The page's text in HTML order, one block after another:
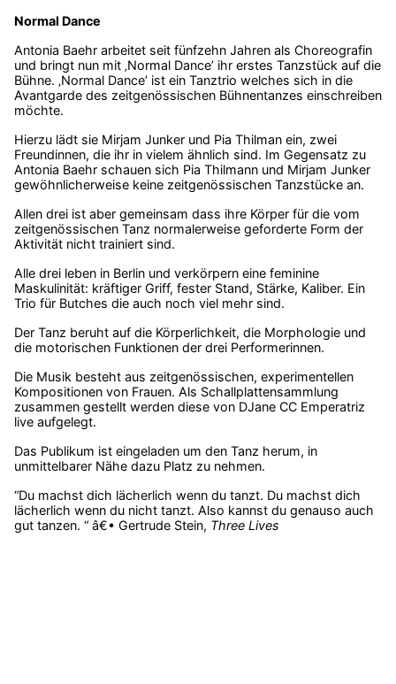
Normal Dance
Antonia Baehr arbeitet seit fünfzehn Jahren als Choreografin
und bringt nun mit ‚Normal Dance’ ihr erstes Tanzstück auf die
Bühne. ‚Normal Dance’ ist ein Tanztrio welches sich in die
Avantgarde des zeitgenössischen Bühnentanzes einschreiben
möchte.
Hierzu lädt sie Mirjam Junker und Pia Thilman ein, zwei
Freundinnen, die ihr in vielem ähnlich sind. Im Gegensatz zu
Antonia Baehr schauen sich Pia Thilmann und Mirjam Junker
gewöhnlicherweise keine zeitgenössischen Tanzstücke an.
Allen drei ist aber gemeinsam dass ihre Körper für die vom
zeitgenössischen Tanz normalerweise geforderte Form der
Aktivität nicht trainiert sind.
Alle drei leben in Berlin und verkörpern eine feminine
Maskulinität: kräftiger Griff, fester Stand, Stärke, Kaliber. Ein
Trio für Butches die auch noch viel mehr sind.
Der Tanz beruht auf die Körperlichkeit, die Morphologie und
die motorischen Funktionen der drei Performerinnen.
Die Musik besteht aus zeitgenössischen, experimentellen
Kompositionen von Frauen. Als Schallplattensammlung
zusammen gestellt werden diese von DJane CC Emperatriz
live aufgelegt.
Das Publikum ist eingeladen um den Tanz herum, in
unmittelbarer Nähe dazu Platz zu nehmen.
“Du machst dich lächerlich wenn du tanzt. Du machst dich
lächerlich wenn du nicht tanzt. Also kannst du genauso auch
gut tanzen. “ â€• Gertrude Stein, Three Lives